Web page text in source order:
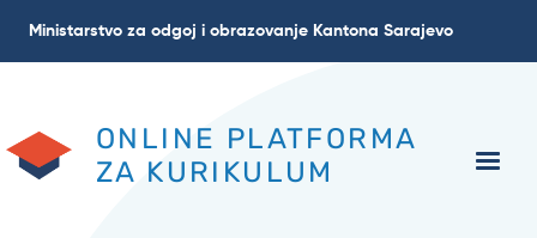
Ministarstvo za odgoj i obrazovanje Kantona Sarajevo
ONLINE PLATFORMA
ZA KURIKULUM